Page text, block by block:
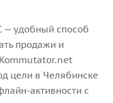
— удобный способ
продажи и
цели в Челябинске
активности с